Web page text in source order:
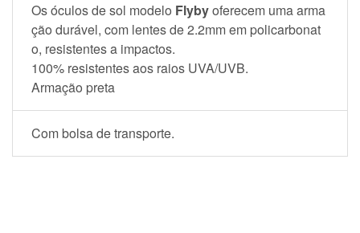
Os óculos de sol modelo Flybyoferecem uma arma
ção durável, com lentes de 2.2mm em policarbonat
o, resistentes a impactos.
100% resistentes aos raios UVA/UVB.
Armação preta
Com bolsa de transporte.